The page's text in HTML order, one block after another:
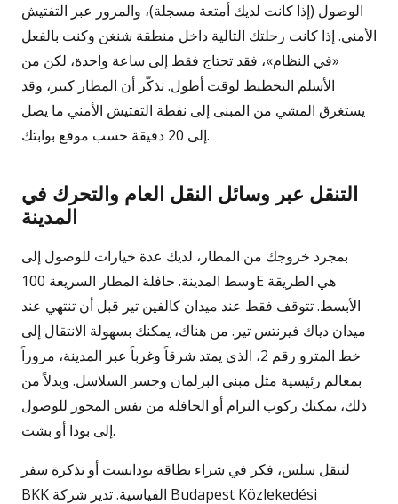
الوصول (إذا كانت لديك أمتعة مسجلة)، والمرور عبر التفتيش
الأمني. إذا كانت رحلتك التالية داخل منطقة شنغن وكنت بالفعل
«في النظام»، فقد تحتاج فقط إلى ساعة واحدة، لكن من
الأسلم التخطيط لوقت أطول. تذكّر أن المطار كبير، وقد
يستغرق المشي من المبنى إلى نقطة التفتيش الأمني ما يصل
إلى 20 دقيقة حسب موقع بوابتك.
التنقل عبر وسائل النقل العام والتحرك في
المدينة
بمجرد خروجك من المطار، لديك عدة خيارات للوصول إلى
وسط المدينة. حافلة المطار السريعة 100E هي الطريقة
الأبسط. تتوقف فقط عند ميدان كالفين تير قبل أن تنتهي عند
ميدان دياك فيرنتس تير. من هناك، يمكنك بسهولة الانتقال إلى
خط المترو رقم 2، الذي يمتد شرقاً وغرباً عبر المدينة، مروراً
بمعالم رئيسية مثل مبنى البرلمان وجسر السلاسل. وبدلاً من
ذلك، يمكنك ركوب الترام أو الحافلة من نفس المحور للوصول
إلى بودا أو بشت.
لتنقل سلس، فكر في شراء بطاقة بودابست أو تذكرة سفر
BKK القياسية. تدير شركة Budapest Közlekedési